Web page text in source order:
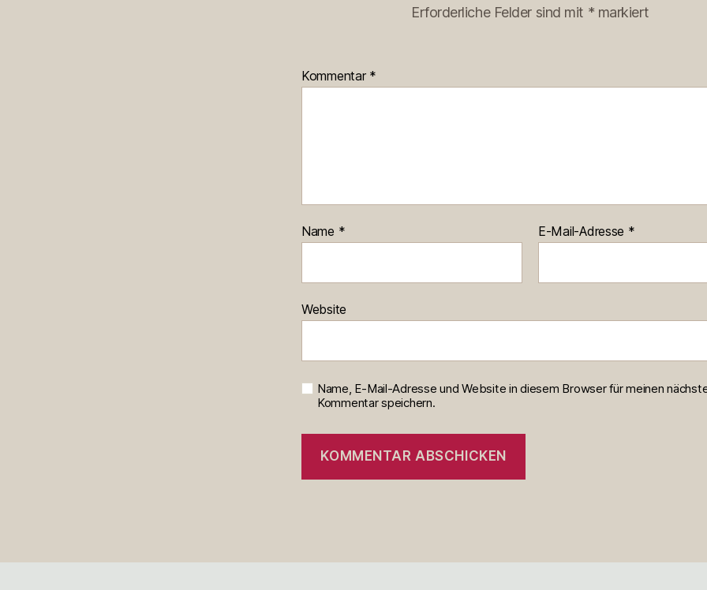
Erforderliche Felder sind mit * markiert
Kommentar *
Name * E-Mail-Adresse *
Website
Name, E-Mail-Adresse und Website in diesem Browser für meinen
Kommentar speichern.